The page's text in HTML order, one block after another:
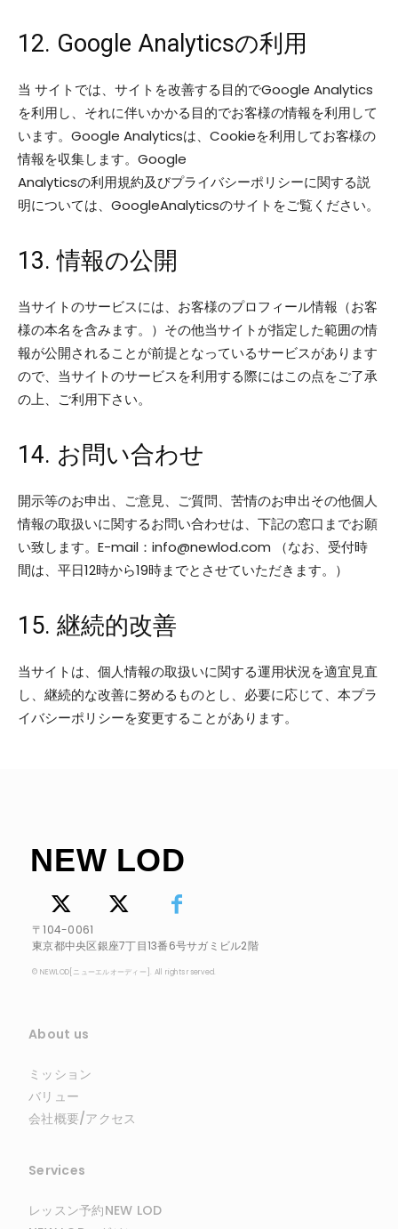
12. Google Analyticsの利用
当 サイトでは、サイトを改善する目的でGoogle Analytics
を利用し、それに伴いかかる目的でお客様の情報を利用して
います。Google Analyticsは、Cookieを利用してお客様の
情報を収集します。Google
Analyticsの利用規約及びプライバシーポリシーに関する説
明については、GoogleAnalyticsのサイトをご覧ください。
13. 情報の公開
当サイトのサービスには、お客様のプロフィール情報（お客
様の本名を含みます。）その他当サイトが指定した範囲の情
報が公開されることが前提となっているサービスがあります
ので、当サイトのサービスを利用する際にはこの点をご了承
の上、ご利用下さい。
14. お問い合わせ
開示等のお申出、ご意見、ご質問、苦情のお申出その他個人
情報の取扱いに関するお問い合わせは、下記の窓口までお願
い致します。E-mail：info@newlod.com （なお、受付時
間は、平日12時から19時までとさせていただきます。）
15. 継続的改善
当サイトは、個人情報の取扱いに関する運用状況を適宜見直
し、継続的な改善に努めるものとし、必要に応じて、本プラ
イバシーポリシーを変更することがあります。
NEW LOD
〒104-0061
東京都中央区銀座7丁目13番6号サガミビル2階
© NEWLOD[ニューエルオーディー]. All rights rserved.
About us
ミッション
バリュー
会社概要/アクセス
Services
レッスン予約NEW LOD